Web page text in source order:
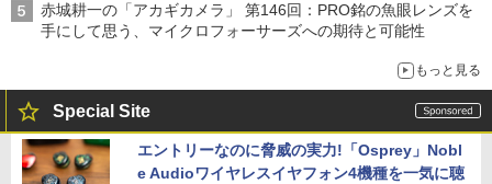
赤城耕一の「アカギカメラ」 第146回：PRO銘の魚眼レンズを
手にして思う、マイクロフォーサーズへの期待と可能性
もっと見る
Special Site
エントリーなのに脅威の実力!「Osprey」Nobl
e Audioワイヤレスイヤフォン4機種を一気に聴